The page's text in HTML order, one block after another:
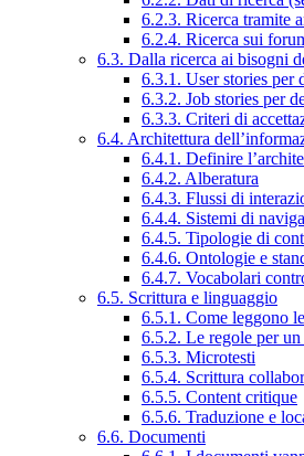
6.2.3. Ricerca tramite
6.2.4. Ricerca sui
6.3. Dalla ricerca ai bisogni
6.3.1. User stories per
6.3.2. Job stories per
6.3.3. Criteri di
6.4. Architettura
6.4.1. Definire
6.4.2. Alberatura
6.4.3. Flussi di
6.4.4. Sistemi di
6.4.5. Tipologie di
6.4.6. Ontologie e
6.4.7. Vocabolari
6.5. Scrittura e linguaggio
6.5.1. Come leggono
6.5.2. Le regole per
6.5.3. Microtesti
6.5.4. Scrittura
6.5.5. Content critique
6.5.6. Traduzione e
6.6. Documenti